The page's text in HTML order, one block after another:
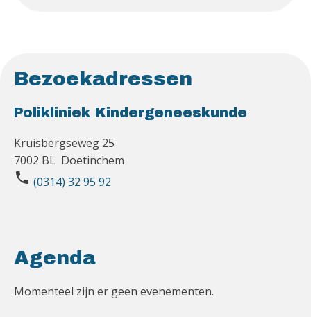
Bezoekadressen
Polikliniek Kindergeneeskunde
Kruisbergseweg 25
7002 BL Doetinchem
phone (0314) 32 95 92
Agenda
Momenteel zijn er geen evenementen.